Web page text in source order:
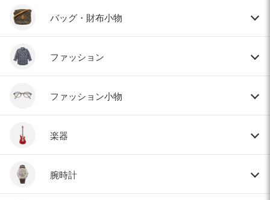
バッグ・財布小物
ファッション
ファッション小物
楽器
腕時計